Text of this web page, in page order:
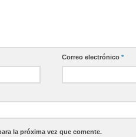
Correo electrónico*
la próxima vez que comente.